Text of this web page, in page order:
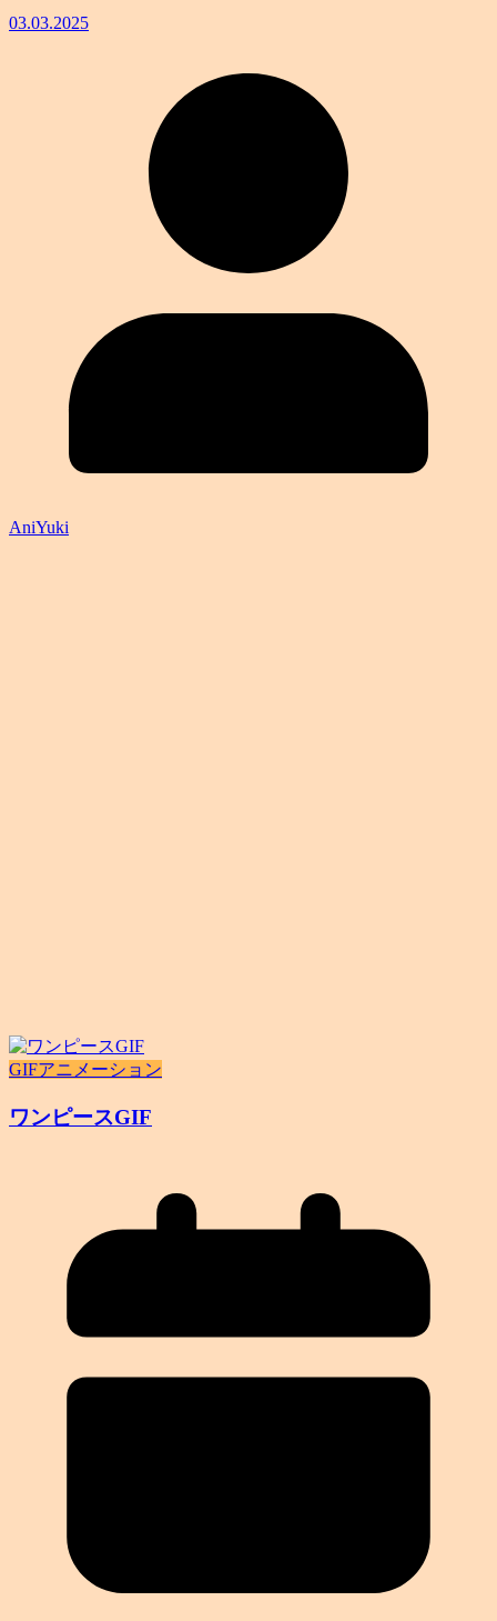
03.03.2025
AniYuki
GIFアニメーション
ワンピースGIF